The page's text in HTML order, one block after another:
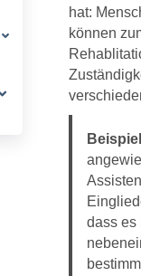
hat:
können
dass es